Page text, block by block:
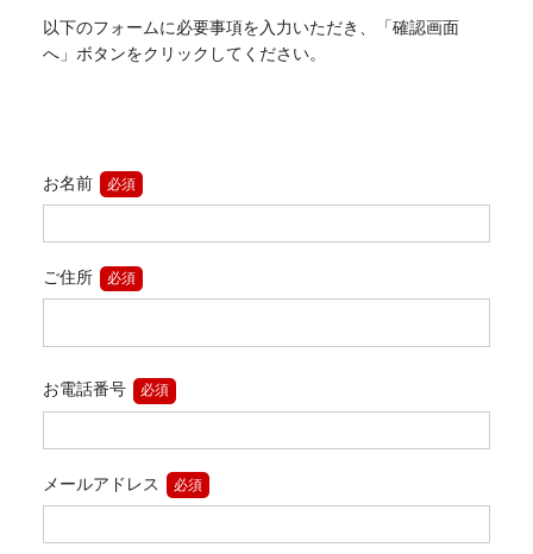
以下のフォームに必要事項を入力いただき、「確認画面
へ」ボタンをクリックしてください。
お名前 必須
ご住所 必須
お電話番号 必須
メールアドレス 必須